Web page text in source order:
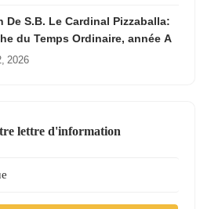
S.B. Le Cardinal Pizzaballa:
du Temps Ordinaire, année A
2026
lettre d'information